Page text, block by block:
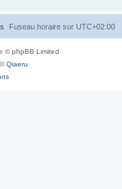
Fuseau horaire sur UTC+02:00
© phpBB Limited
©Qiaeru